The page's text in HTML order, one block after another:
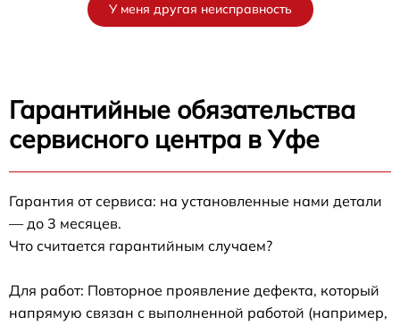
У меня другая неисправность
Гарантийные обязательства
сервисного центра в Уфе
Гарантия от сервиса: на установленные нами детали
— до 3 месяцев.
Что считается гарантийным случаем?
Для работ: Повторное проявление дефекта, который
напрямую связан с выполненной работой (например,